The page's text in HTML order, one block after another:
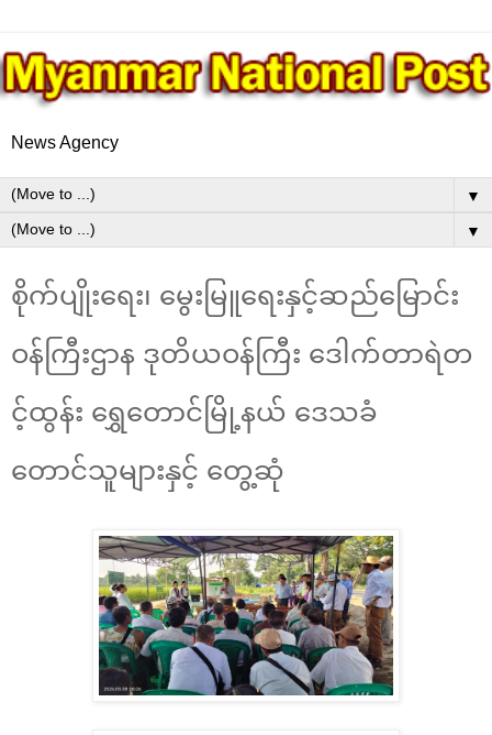
News Agency
▼
▼
စိုက်ပျိုးရေး၊ မွေးမြူရေးနှင့်ဆည်မြောင်း
ဝန်ကြီးဌာန ဒုတိယဝန်ကြီး ဒေါက်တာရဲတ
င့်ထွန်း ရွှေတောင်မြို့နယ် ဒေသခံ
တောင်သူများနှင့် တွေ့ဆုံ